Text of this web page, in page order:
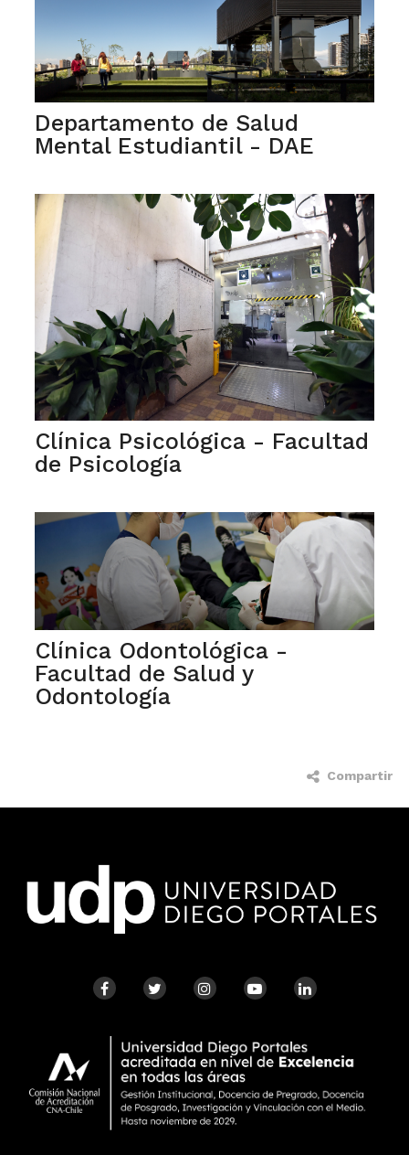
Compartir
Departamento de Salud
Mental Estudiantil - DAE
Clínica Psicológica - Facultad
de Psicología
Clínica Odontológica -
Facultad de Salud y
Odontología